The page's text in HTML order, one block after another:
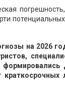
на 2026